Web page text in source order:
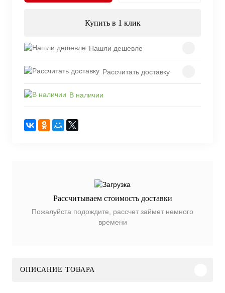
Купить в 1 клик
Нашли дешевле
Рассчитать доставку
В наличии
Рассчитываем стоимость доставки
Пожалуйста подождите, рассчет займет немного
времени
ОПИСАНИЕ ТОВАРА